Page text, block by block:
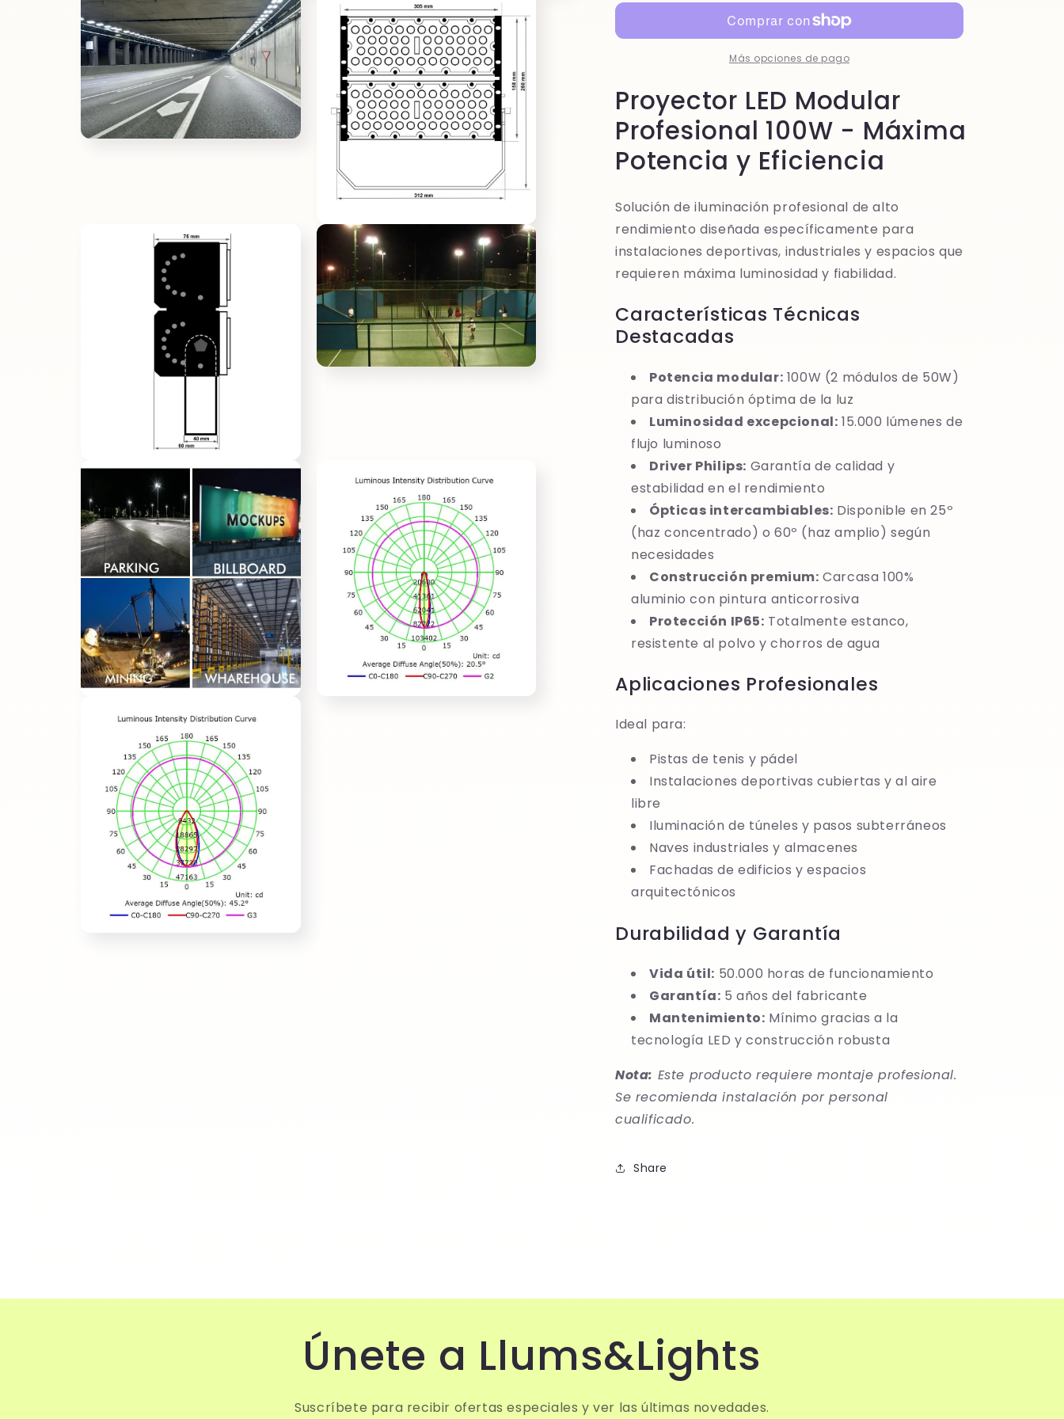
profesional
modular
profesional
100wMás opciones de pago
Proyector LED Modular
Profesional 100W - Máxima
Potencia y Eficiencia
Solución de iluminación profesional de alto
rendimiento diseñada específicamente para
instalaciones deportivas, industriales y espacios que
requieren máxima luminosidad y fiabilidad.
Características Técnicas
Destacadas
Potencia modular: 100W (2 módulos de 50W)
para distribución óptima de la luz
Luminosidad excepcional: 15.000 lúmenes de
flujo luminoso
Driver Philips: Garantía de calidad y
estabilidad en el rendimiento
Ópticas intercambiables: Disponible en 25º
(haz concentrado) o 60º (haz amplio) según
necesidades
Construcción premium: Carcasa 100%
aluminio con pintura anticorrosiva
Protección IP65: Totalmente estanco,
resistente al polvo y chorros de agua
Aplicaciones Profesionales
Ideal para:
Pistas de tenis y pádel
Instalaciones deportivas cubiertas y al aire
libre
Iluminación de túneles y pasos subterráneos
Naves industriales y almacenes
Fachadas de edificios y espacios
arquitectónicos
Durabilidad y Garantía
Vida útil: 50.000 horas de funcionamiento
Garantía: 5 años del fabricante
Mantenimiento: Mínimo gracias a la
tecnología LED y construcción robusta
Nota: Este producto requiere montaje profesional.
Se recomienda instalación por personal
cualificado.
Share
Únete a Llums&Lights
Suscríbete para recibir ofertas especiales y ver las últimas novedades.